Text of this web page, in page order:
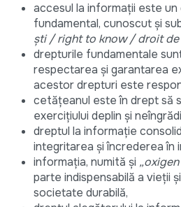
accesul la informații este
fundamental, cunoscut și
şti / right to know / droit de
drepturile fundamentale
respectarea şi garantarea
acestor drepturi este
cetăţeanul este în drept să
exerciţiului deplin şi
dreptul la informație
integritarea și încrederea în
informația, numită şi
parte indispensabilă a vieţii
societate durabilă,